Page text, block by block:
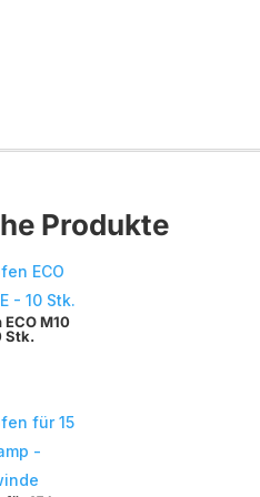
Produkte
M10
Stk.